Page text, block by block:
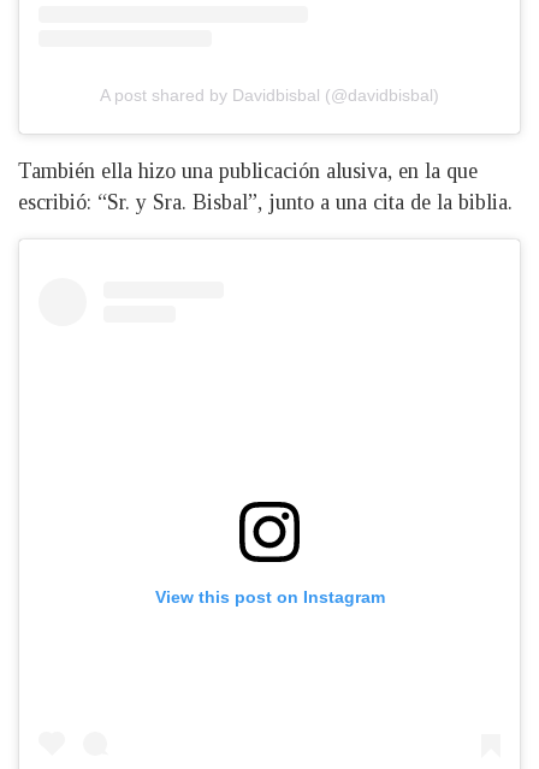
A post shared by Davidbisbal (@davidbisbal)
También ella hizo una publicación alusiva, en la que
escribió: “Sr. y Sra. Bisbal”, junto a una cita de la biblia.
View this post on Instagram